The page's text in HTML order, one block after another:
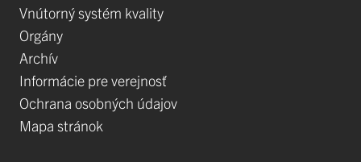
Vnútorný systém kvality
Orgány
Archív
Informácie pre verejnosť
Ochrana osobných údajov
Mapa stránok